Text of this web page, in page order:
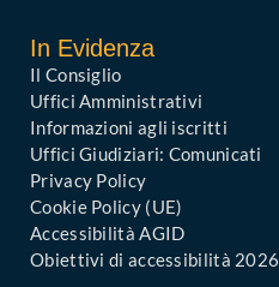
In Evidenza
Il Consiglio
Uffici Amministrativi
Informazioni agli iscritti
Uffici Giudiziari: Comunicati
Privacy Policy
Cookie Policy (UE)
Accessibilità AGID
Obiettivi di accessibilità 2026